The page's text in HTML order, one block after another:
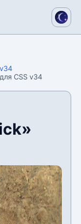
CSS v34